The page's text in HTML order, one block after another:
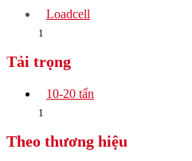
Loadcell
1
Tải trọng
10-20 tấn
1
Theo thương hiệu